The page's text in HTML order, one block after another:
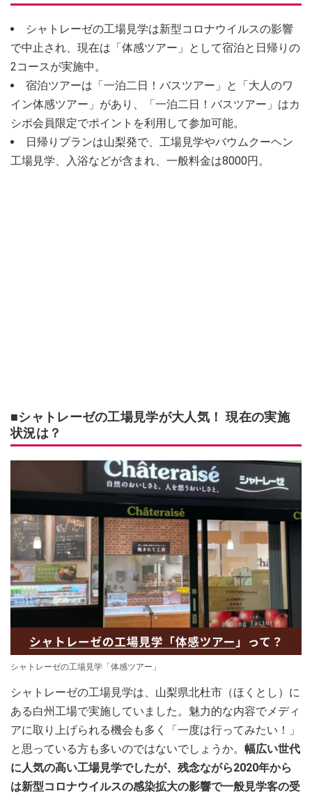
シャトレーゼの工場見学は新型コロナウイルスの影響
で中止され、現在は「体感ツアー」として宿泊と日帰りの
2コースが実施中。
宿泊ツアーは「一泊二日！バスツアー」と「大人のワ
イン体感ツアー」があり、「一泊二日！バスツアー」はカ
シポ会員限定でポイントを利用して参加可能。
日帰りプランは山梨発で、工場見学やバウムクーヘン
工場見学、入浴などが含まれ、一般料金は8000円。
■シャトレーゼの工場見学が大人気！ 現在の実施
状況は？
シャトレーゼの工場見学「体感ツアー」
シャトレーゼの工場見学は、山梨県北杜市（ほくとし）に
ある白州工場で実施していました。魅力的な内容でメディ
アに取り上げられる機会も多く「一度は行ってみたい！」
と思っている方も多いのではないでしょうか。 幅広い世代
に人気の高い工場見学でしたが、残念ながら2020年から
は新型コロナウイルスの感染拡大の影響で一般見学客の受